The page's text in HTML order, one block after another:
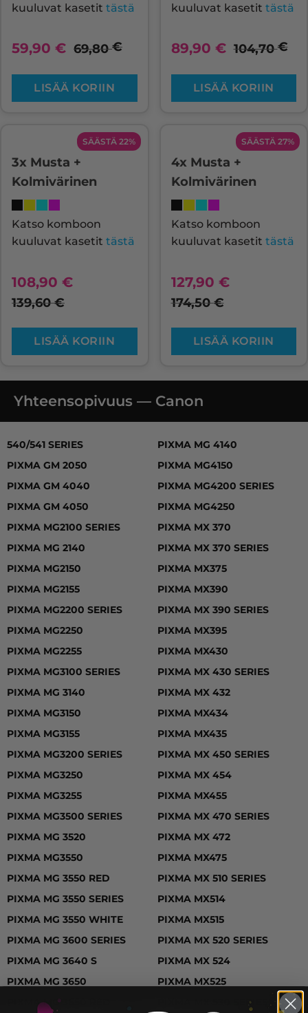
kuuluvat kasetit tästä
59,90 € 69,80€
LISÄÄ KORIIN
kuuluvat kasetit tästä
89,90 € 104,70€
LISÄÄ KORIIN
SÄÄSTÄ 22%
3x Musta +
Kolmivärinen
Katso komboon
kuuluvat kasetit tästä
108,90 €
139,60€
LISÄÄ KORIIN
SÄÄSTÄ 27%
4x Musta +
Kolmivärinen
Katso komboon
kuuluvat kasetit tästä
127,90 €
174,50€
LISÄÄ KORIIN
Yhteensopivuus — Canon
540/541 SERIES, PIXMA GM 2050, PIXMA GM 4040,
540/541 SERIES
PIXMA GM 2050
PIXMA GM 4040
PIXMA GM 4050
PIXMA MG2100 SERIES
PIXMA MG 2140
PIXMA MG2150
PIXMA MG2155
PIXMA MG2200 SERIES
PIXMA MG2250
PIXMA MG2255
PIXMA MG3100 SERIES
PIXMA MG 3140
PIXMA MG3150
PIXMA MG3155
PIXMA MG3200 SERIES
PIXMA MG3250
PIXMA MG3255
PIXMA MG3500 SERIES
PIXMA MG 3520
PIXMA MG3550
PIXMA MG 3550 RED
PIXMA MG 3550 SERIES
PIXMA MG 3550 WHITE
PIXMA MG 3600 SERIES
PIXMA MG 3640 S
PIXMA MG 3650
PIXMA MG 3650 RED
PIXMA MG 4140
PIXMA MG4150
PIXMA MG4200 SERIES
PIXMA MG4250
PIXMA MX 370
PIXMA MX 370 SERIES
PIXMA MX375
PIXMA MX390
PIXMA MX 390 SERIES
PIXMA MX395
PIXMA MX430
PIXMA MX 430 SERIES
PIXMA MX 432
PIXMA MX434
PIXMA MX435
PIXMA MX 450 SERIES
PIXMA MX 454
PIXMA MX455
PIXMA MX 470 SERIES
PIXMA MX 472
PIXMA MX475
PIXMA MX 510 SERIES
PIXMA MX514
PIXMA MX515
PIXMA MX 520 SERIES
PIXMA MX 524
PIXMA MX525
PIXMA MX 530 SERIES